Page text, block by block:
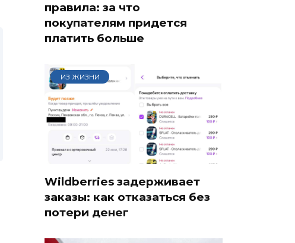
правила: за что
покупателям придется
платить больше
ИЗ ЖИЗНИ
Wildberries задерживает
заказы: как отказаться без
потери денег